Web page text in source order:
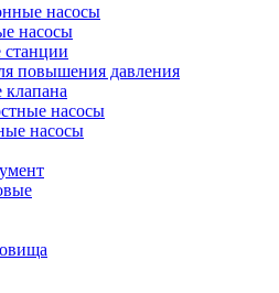
насосы
насосы
повышения давления
насосы
насосы